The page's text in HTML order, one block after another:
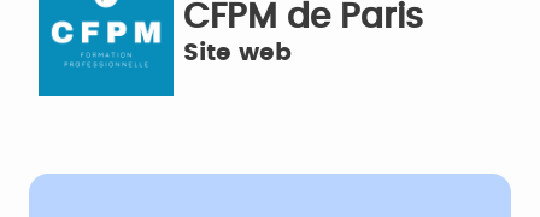
CFPM de Paris
Site web